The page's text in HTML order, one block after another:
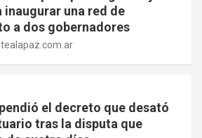
inaugurar una red de
a dos gobernadores
el decreto que desató
tras la disputa que